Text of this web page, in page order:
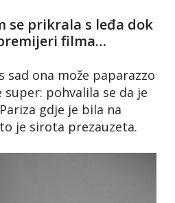
se prikrala s leđa dok
filma…
sad ona može paparazzo
pohvalila se da je
gdje je bila na
je sirota prezauzeta.